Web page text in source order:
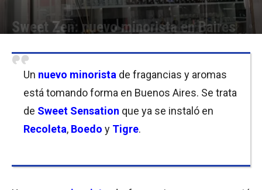
Sweet Zen: nuevo minorista en Baires
Un nuevo minorista de fragancias y aromas
está tomando forma en Buenos Aires. Se trata
de Sweet Sensation que ya se instaló en
Recoleta, Boedo y Tigre.